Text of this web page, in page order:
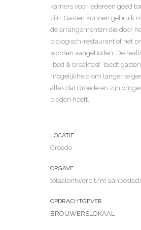
kamers voor iedereen goed
zijn. Gasten kunnen gebruik
de arrangementen die door
biologisch-restaurant of het
worden aangeboden. De
“bed & breakfast” biedt
mogelijkheid om langer te
alles dat Groede en zijn
bieden heeft.
LOCATIE
Groede
OPGAVE
totaalontwerp t/m
OPDRACHTGEVER
BROUWERSLOKAAL